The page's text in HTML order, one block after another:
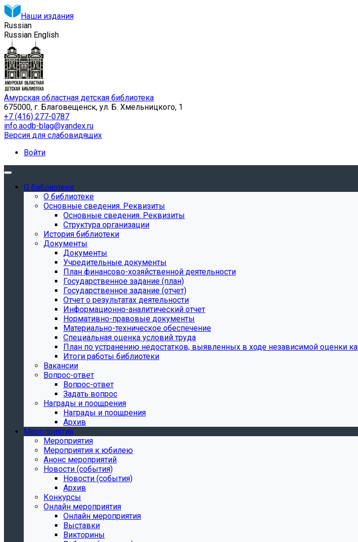
Наши издания
Russian
Russian English
Амурская областная детская библиотека
675000, г. Благовещенск, ул. Б. Хмельницкого, 1
+7 (416) 277-0787
info.aodb-blag@yandex.ru
Версия для слабовидящих
Войти
О библиотеке
О библиотеке
Основные сведения. Реквизиты
Основные сведения. Реквизиты
Структура организации
История библиотеки
Документы
Документы
Учредительные документы
План финансово-хозяйственной деятельности
Государственное задание (план)
Государственное задание (отчет)
Отчет о результатах деятельности
Информационно-аналитический отчет
Нормативно-правовые документы
Материально-техническое обеспечение
Специальная оценка условий труда
План по устранению недостатков, выявленных в ходе независимой оценки
Итоги работы библиотеки
Вакансии
Вопрос-ответ
Вопрос-ответ
Задать вопрос
Награды и поощрения
Награды и поощрения
Архив
Мероприятия
Мероприятия
Мероприятия к юбилею
Анонс мероприятий
Новости (события)
Новости (события)
Архив
Конкурсы
Онлайн мероприятия
Онлайн мероприятия
Выставки
Викторины